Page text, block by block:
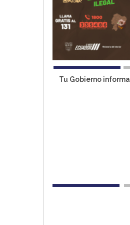
Tu Gobierno informa